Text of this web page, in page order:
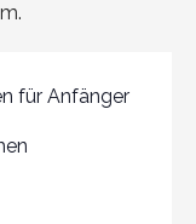
für Anfänger